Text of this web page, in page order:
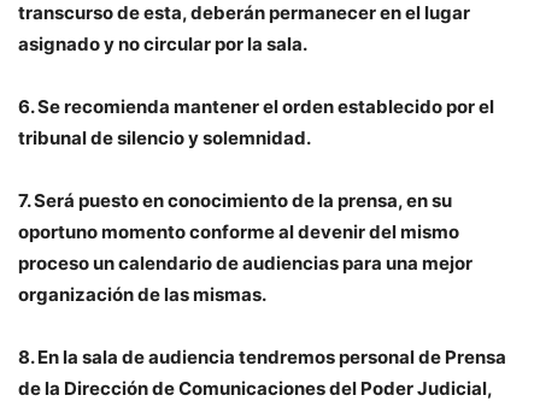
transcurso de esta, deberán permanecer en el lugar
asignado y no circular por la sala.
6. Se recomienda mantener el orden establecido por el
tribunal de silencio y solemnidad.
7. Será puesto en conocimiento de la prensa, en su
oportuno momento conforme al devenir del mismo
proceso un calendario de audiencias para una mejor
organización de las mismas.
8. En la sala de audiencia tendremos personal de Prensa
de la Dirección de Comunicaciones del Poder Judicial,